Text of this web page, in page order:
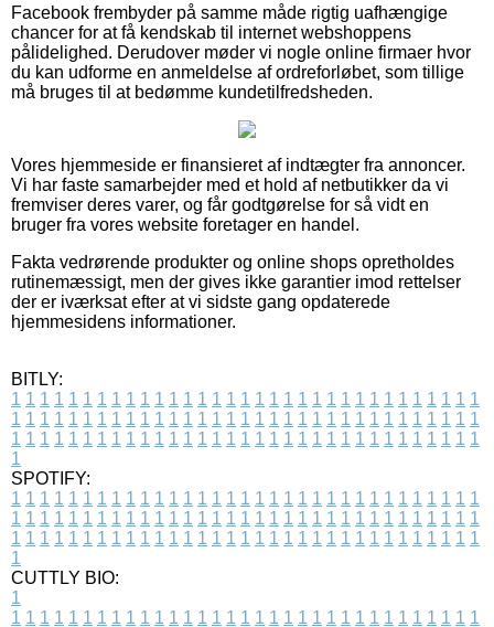
Facebook frembyder på samme måde rigtig uafhængige
chancer for at få kendskab til internet webshoppens
pålidelighed. Derudover møder vi nogle online firmaer hvor
du kan udforme en anmeldelse af ordreforløbet, som tillige
må bruges til at bedømme kundetilfredsheden.
Vores hjemmeside er finansieret af indtægter fra annoncer.
Vi har faste samarbejder med et hold af netbutikker da vi
fremviser deres varer, og får godtgørelse for så vidt en
bruger fra vores website foretager en handel.
Fakta vedrørende produkter og online shops opretholdes
rutinemæssigt, men der gives ikke garantier imod rettelser
der er iværksat efter at vi sidste gang opdaterede
hjemmesidens informationer.
BITLY:
1 1 1 1 1 1 1 1 1 1 1 1 1 1 1 1 1 1 1 1 1 1 1 1 1 1 1 1 1 1 1 1 1
1 1 1 1 1 1 1 1 1 1 1 1 1 1 1 1 1 1 1 1 1 1 1 1 1 1 1 1 1 1 1 1 1
1 1 1 1 1 1 1 1 1 1 1 1 1 1 1 1 1 1 1 1 1 1 1 1 1 1 1 1 1 1 1 1 1
1
SPOTIFY:
1 1 1 1 1 1 1 1 1 1 1 1 1 1 1 1 1 1 1 1 1 1 1 1 1 1 1 1 1 1 1 1 1
1 1 1 1 1 1 1 1 1 1 1 1 1 1 1 1 1 1 1 1 1 1 1 1 1 1 1 1 1 1 1 1 1
1 1 1 1 1 1 1 1 1 1 1 1 1 1 1 1 1 1 1 1 1 1 1 1 1 1 1 1 1 1 1 1 1
1
CUTTLY BIO:
1
1 1 1 1 1 1 1 1 1 1 1 1 1 1 1 1 1 1 1 1 1 1 1 1 1 1 1 1 1 1 1 1 1